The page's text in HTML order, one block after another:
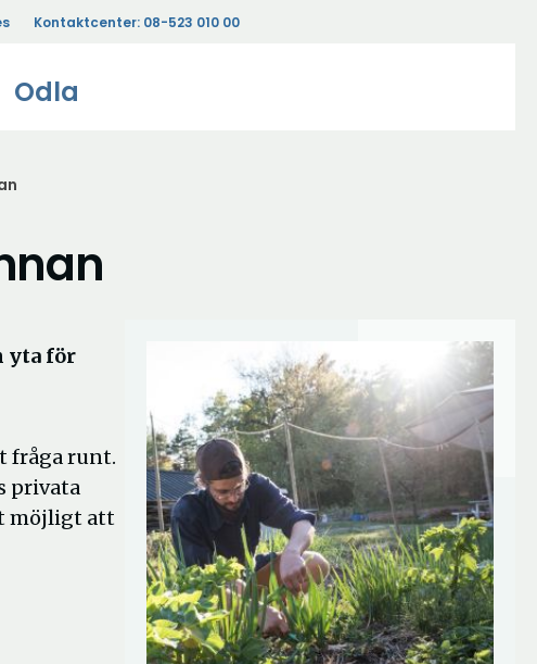
Kontaktcenter: 08-523 010 00
Odla
yta för
fråga runt.
privata
möjligt att